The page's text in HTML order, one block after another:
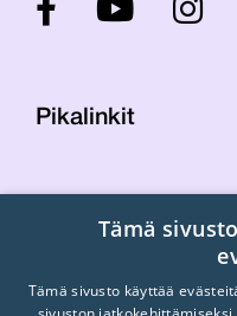
Pikalinkit
Laskutustiedot
Tietosuojaseloste
Tämä
Tämä sivusto käyttää